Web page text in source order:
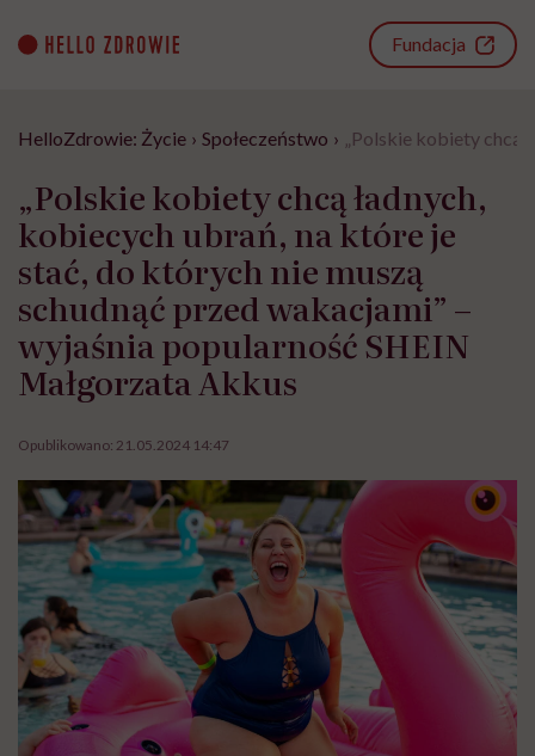
content
Fundacja
HelloZdrowie: Życie › Społeczeństwo › „Polskie kobiety chcą
„Polskie kobiety chcą ładnych,
kobiecych ubrań, na które je
stać, do których nie muszą
schudnąć przed wakacjami” –
wyjaśnia popularność SHEIN
Małgorzata Akkus
Opublikowano: 21.05.2024 14:47